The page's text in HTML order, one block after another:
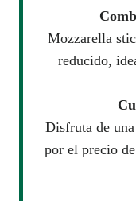
Mozzarella
reducido,
Disfruta de
por el precio